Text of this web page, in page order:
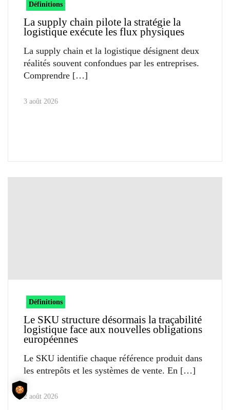
Définitions
La supply chain pilote la stratégie la
logistique exécute les flux physiques
La supply chain et la logistique désignent deux
réalités souvent confondues par les entreprises.
Comprendre
3 août 2026
Définitions
Le SKU structure désormais la traçabilité
logistique face aux nouvelles obligations
européennes
Le SKU identifie chaque référence produit dans
les entrepôts et les systèmes de vente. En
2 août 2026